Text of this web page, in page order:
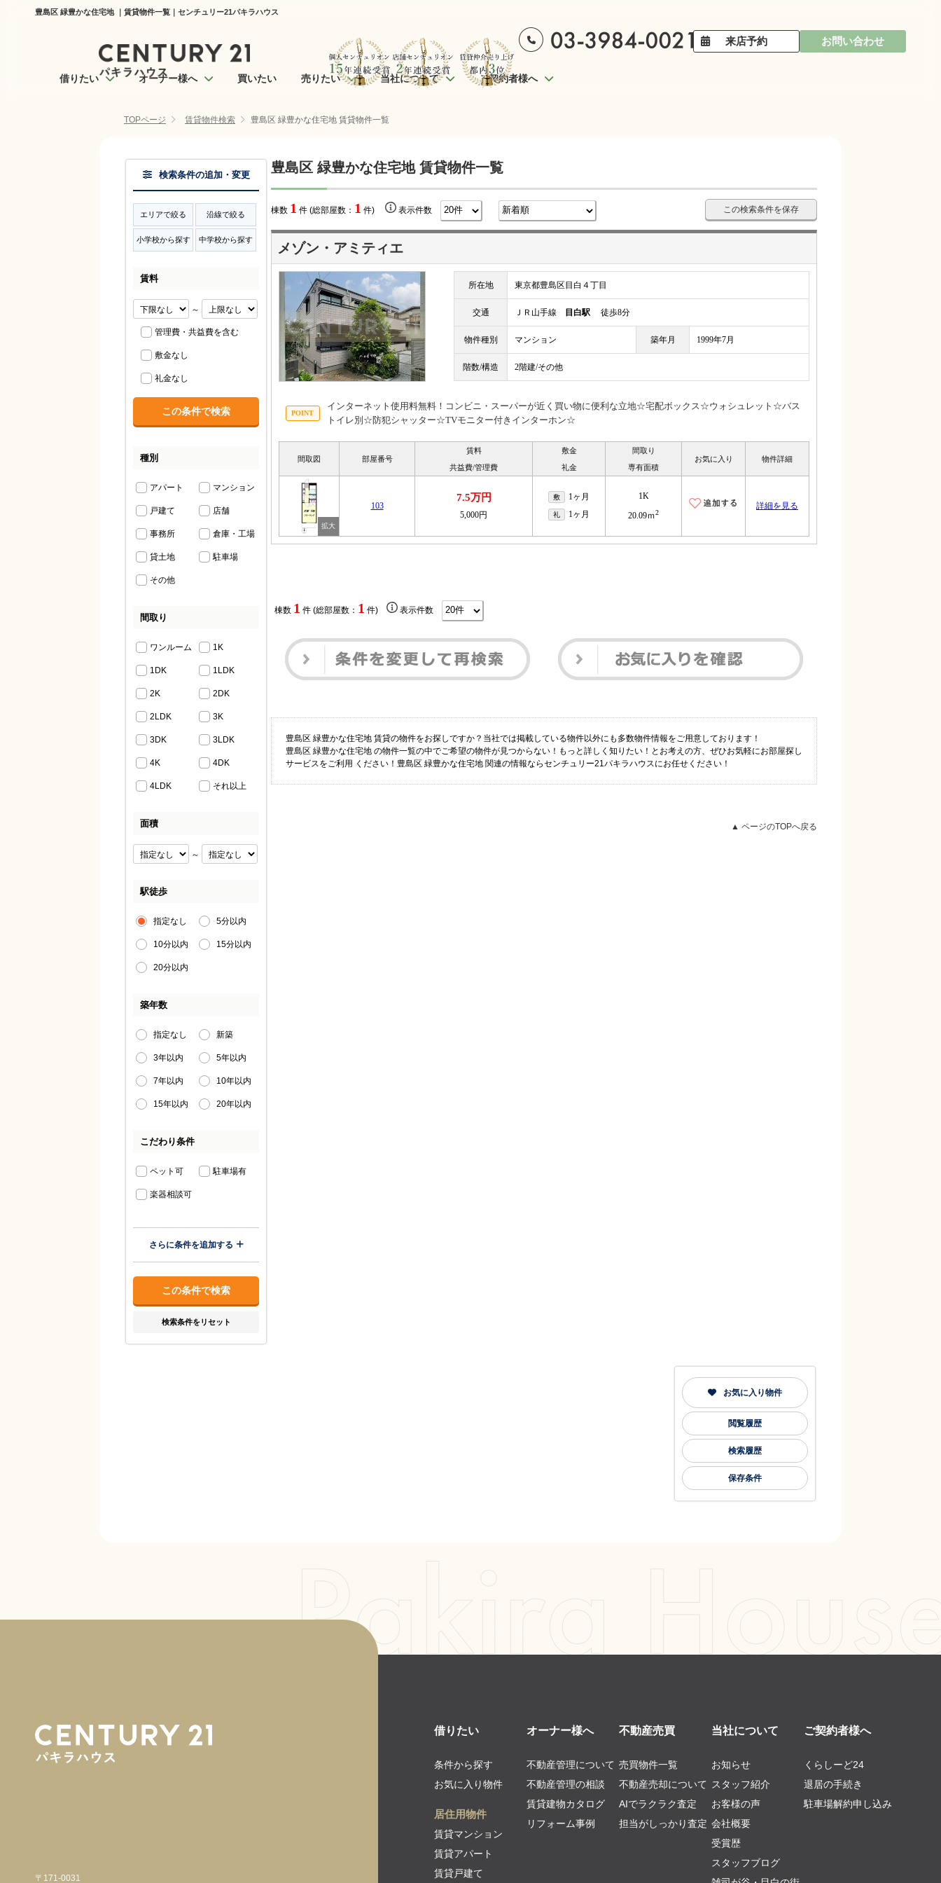
豊島区 緑豊かな住宅地 ｜賃貸物件一覧｜センチュリー21パキラハウス
来店予約 お問い合わせ
借りたい オーナー様へ 買いたい 売りたい 当社について ご契約者様へ
TOPページ 賃貸物件検索 豊島区 緑豊かな住宅地 賃貸物件一覧
豊島区 緑豊かな住宅地 賃貸物件一覧
棟数 1 件 (総部屋数： 1 件) 表示件数 この検索条件を保存
メゾン・アミティエ
所在地 東京都豊島区目白４丁目
交通 ＪＲ山手線 目白駅 徒歩8分
物件種別 マンション 築年月 1999年7月
階数/構造 2階建/その他
インターネット使用料無料！コンビニ・スーパーが近く買い物に便利な立地☆宅配ボックス☆ウォシュレット☆バス
トイレ別☆防犯シャッター☆TVモニター付きインターホン☆
間取図 部屋番号
賃料
共益費/管理費
敷金
礼金
間取り
専有面積
お気に入り 物件詳細
103
7.5万円
5,000円
敷 1ヶ月
礼 1ヶ月
1K
20.09ｍ2
詳細を見る
棟数 1 件 (総部屋数： 1 件) 表示件数
豊島区 緑豊かな住宅地 賃貸の物件をお探しですか？当社では掲載している物件以外にも多数物件情報をご用意しております！
豊島区 緑豊かな住宅地 の物件一覧の中でご希望の物件が見つからない！もっと詳しく知りたい！とお考えの方、ぜひお気軽にお部屋探し
サービスをご利用 ください！豊島区 緑豊かな住宅地 関連の情報ならセンチュリー21パキラハウスにお任せください！
▲ ページのTOPへ戻る
検索条件の追加・変更
エリアで絞る 沿線で絞る
小学校から探す 中学校から探す
賃料
～
管理費・共益費を含む
敷金なし
礼金なし
種別
アパート マンション
戸建て 店舗
事務所 倉庫・工場
貸土地 駐車場
その他
間取り
ワンルーム 1K
1DK 1LDK
2K 2DK
2LDK 3K
3DK 3LDK
4K 4DK
4LDK それ以上
面積
～
駅徒歩
指定なし 5分以内
10分以内 15分以内
20分以内
築年数
指定なし 新築
3年以内 5年以内
7年以内 10年以内
15年以内 20年以内
こだわり条件
ペット可 駐車場有
楽器相談可
さらに条件を追加する
検索条件をリセット
お気に入り物件
閲覧履歴
検索履歴
保存条件
〒171-0031
借りたい
条件から探す
お気に入り物件
居住用物件
賃貸マンション
賃貸アパート
賃貸戸建て
オーナー様へ
不動産管理について
不動産管理の相談
賃貸建物カタログ
リフォーム事例
不動産売買
売買物件一覧
不動産売却について
AIでラクラク査定
担当がしっかり査定
当社について
お知らせ
スタッフ紹介
お客様の声
会社概要
受賞歴
スタッフブログ
ご契約者様へ
くらしーど24
退居の手続き
駐車場解約申し込み